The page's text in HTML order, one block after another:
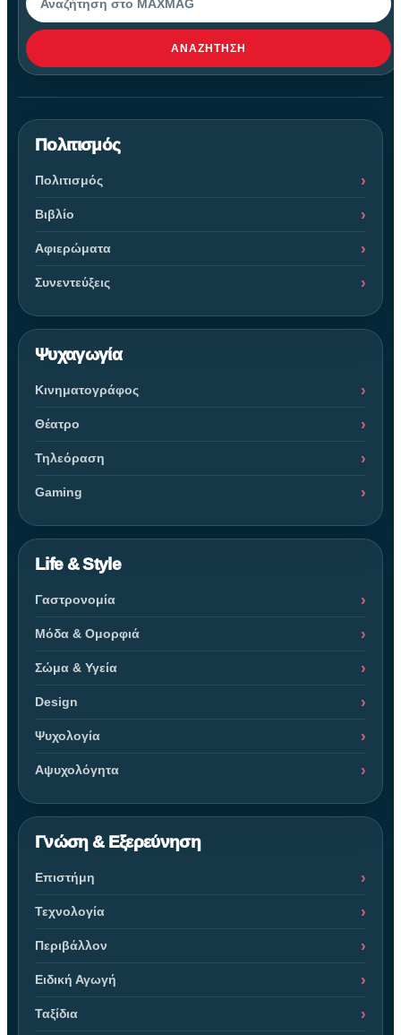
ΑΝΑΖΉΤΗΣΗ
Πολιτισμός
Πολιτισμός
Βιβλίο
Αφιερώματα
Συνεντεύξεις
Ψυχαγωγία
Κινηματογράφος
Θέατρο
Τηλεόραση
Gaming
Life & Style
Γαστρονομία
Μόδα & Ομορφιά
Σώμα & Υγεία
Design
Ψυχολογία
Αψυχολόγητα
Γνώση & Εξερεύνηση
Επιστήμη
Τεχνολογία
Περιβάλλον
Ειδική Αγωγή
Ταξίδια